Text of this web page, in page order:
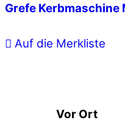
Grefe Kerbmaschine
Auf die Merkliste
Vor Ort